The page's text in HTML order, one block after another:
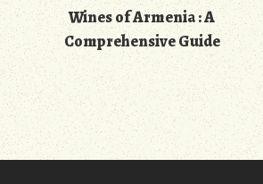
Wines of Armenia : A
Comprehensive Guide